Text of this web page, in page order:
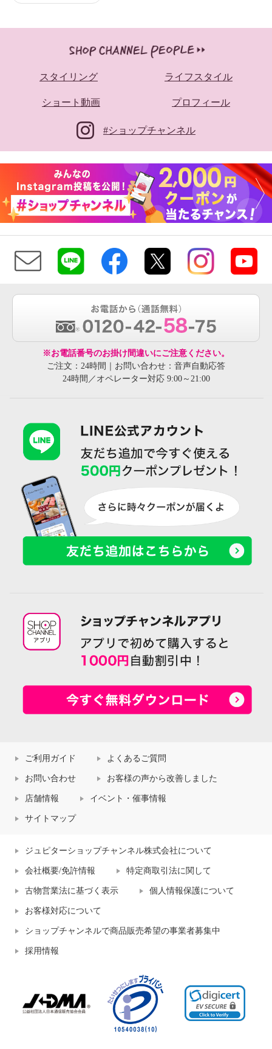
スタイリング ライフスタイル
ショート動画 プロフィール
#ショップチャンネル
※お電話番号のお掛け間違いにご注意ください。
ご注文：24時間｜お問い合わせ：音声自動応答
24時間／オペレーター対応 9:00～21:00
ご利用ガイド よくあるご質問
お問い合わせ お客様の声から改善しました
店舗情報 イベント・催事情報
サイトマップ
ジュピターショップチャンネル株式会社について
会社概要/免許情報 特定商取引法に関して
古物営業法に基づく表示 個人情報保護について
お客様対応について
ショップチャンネルで商品販売希望の事業者募集中
採用情報